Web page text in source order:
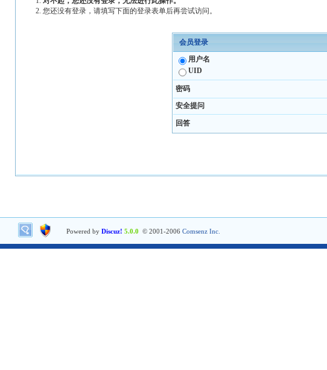
您还没有登录，请填写下面的登录表单后再尝试访问。
会员登录
用户名
UID
密码
安全提问
回答
Powered by Discuz! 5.0.0 © 2001-2006 Comsenz Inc.